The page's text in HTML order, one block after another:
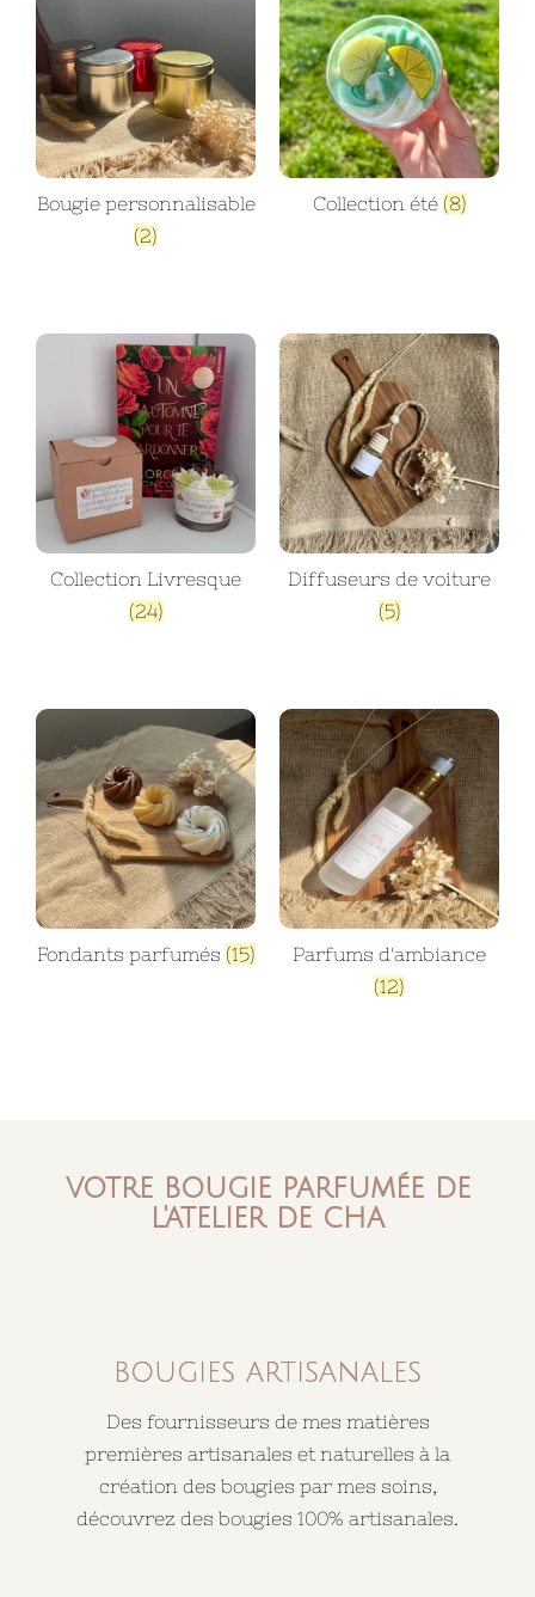
Bougie personnalisable
(2)
Collection été (8)
Collection Livresque
(24)
Diffuseurs de voiture
(5)
Fondants parfumés (15)
Parfums d'ambiance
(12)
votre bougie parfumée de
l'atelier de cha
bougies artisanales
Des fournisseurs de mes matières
premières artisanales et naturelles à la
création des bougies par mes soins,
découvrez des bougies 100% artisanales.